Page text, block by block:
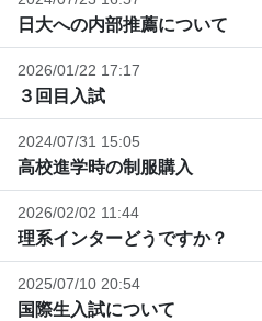
日大への内部推薦について
2026/01/22 17:17
３回目入試
2024/07/31 15:05
高校進学時の制服購入
2026/02/02 11:44
理系インターどうですか？
2025/07/10 20:54
国際生入試について